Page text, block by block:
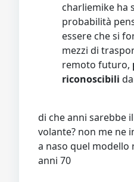
charliemike ha
probabilità
essere che si
mezzi di
remoto futuro,
riconoscibili
di che anni sarebbe
volante? non me ne
a naso quel modello
anni 70